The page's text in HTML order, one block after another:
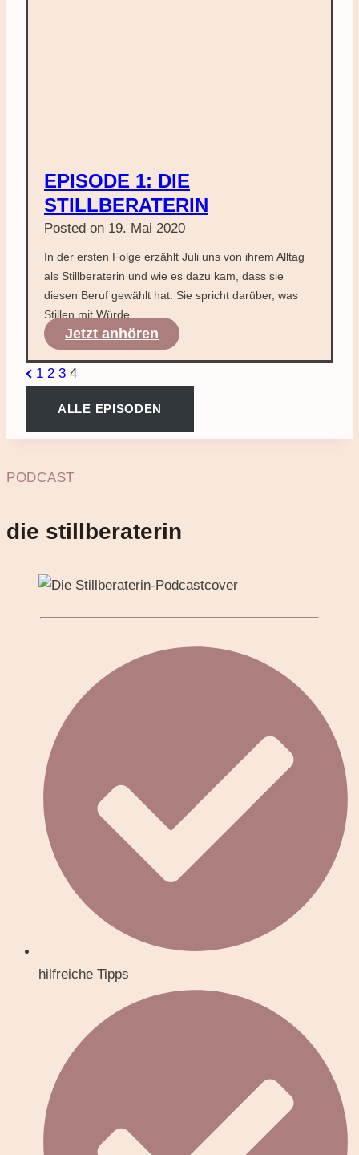
EPISODE 1: DIE
STILLBERATERIN
Posted on 19. Mai 2020
In der ersten Folge erzählt Juli uns von ihrem Alltag
als Stillberaterin und wie es dazu kam, dass sie
diesen Beruf gewählt hat. Sie spricht darüber, was
Stillen mit Würde…
Jetzt anhören Episode
1:
Stillberaterin
SEITENNUMMERIERUNG
DER
BEITRÄGE
Previous
1 2 3 4
ALLE EPISODEN
PODCAST
die stillberaterin
hilfreiche Tipps